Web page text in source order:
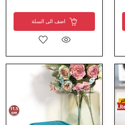
اضف الى السلة